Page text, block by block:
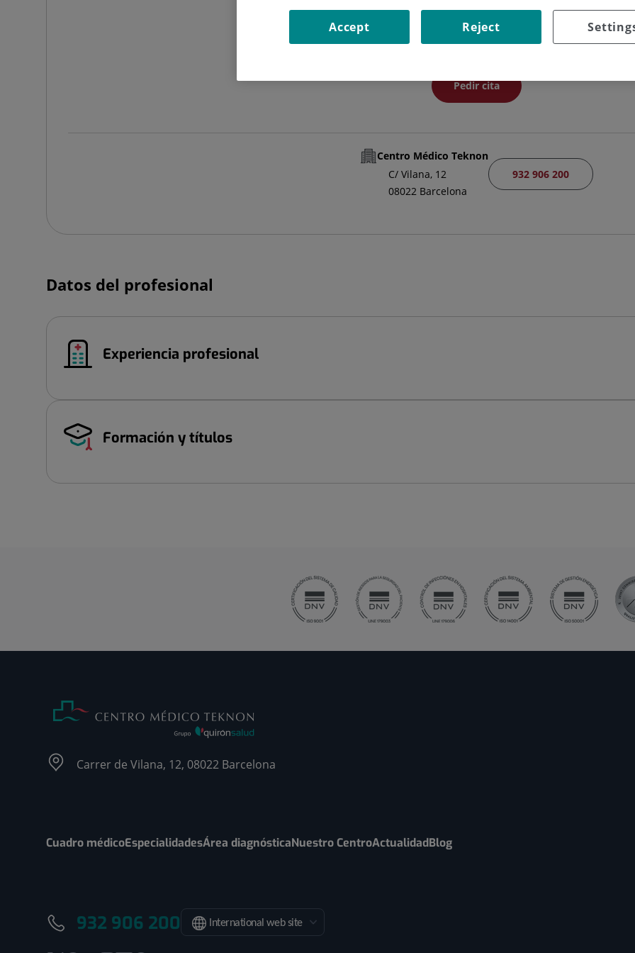
JEFE/A DE SERVICIO
OTORRINOLARINGOLOGÍA
Pedir cita
Centro Médico Teknon
C/ Vilana, 12
08022 Barcelona
932 906 200
Datos del profesional
Experiencia profesional
Formación y títulos
Carrer de Vilana, 12, 08022 Barcelona
Cuadro médicoEspecialidadesÁrea diagnósticaNuestro CentroActualidadBlog
932 906 200 International web site
Reject
Accept